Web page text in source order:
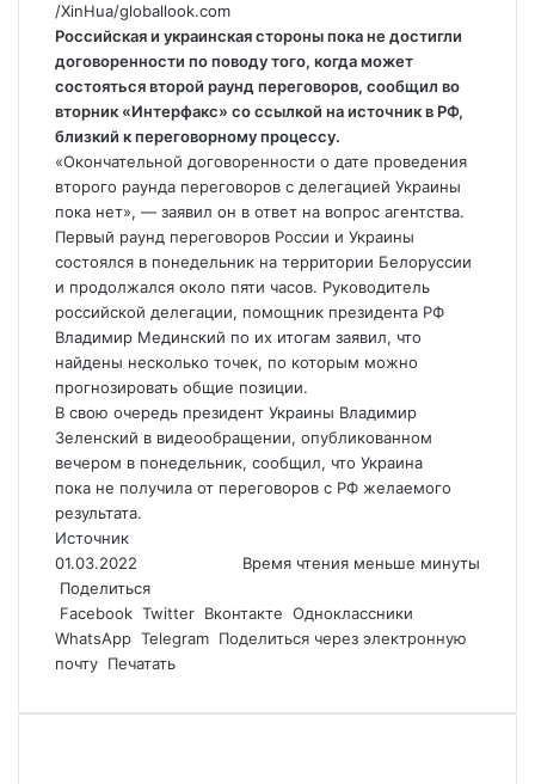
/XinHua/globallook.com
Российская и украинская стороны пока не достигли
договоренности по поводу того, когда может
состояться второй раунд переговоров, сообщил во
вторник «Интерфакс» со ссылкой на источник в РФ,
близкий к переговорномупроцессу.
«Окончательной договоренности о дате проведения
второго раунда переговоров с делегацией Украины
пока нет», — заявил он в ответ на вопрос агентства.
Первый раунд переговоров России и Украины
состоялся в понедельник на территории Белоруссии
и продолжался около пяти часов. Руководитель
российской делегации, помощник президента РФ
Владимир Мединский по их итогам заявил, что
найдены несколько точек, по которым можно
прогнозировать общие позиции.
В свою очередь президент Украины Владимир
Зеленский в видеообращении, опубликованном
вечером в понедельник, сообщил, что Украина
пока не получила от переговоров с РФ желаемого
результата.
Источник
01.03.2022
Время чтения меньше минуты
Поделиться
Facebook Twitter Вконтакте Одноклассники
WhatsApp Telegram Поделиться через электронную
почту Печатать